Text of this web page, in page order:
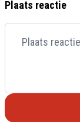
Plaats reactie